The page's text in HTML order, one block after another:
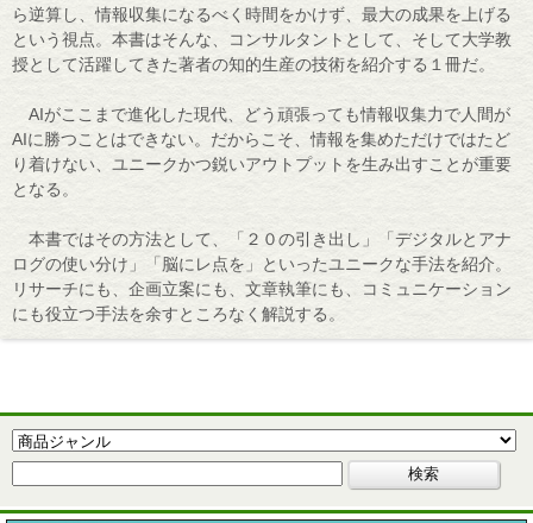
ら逆算し、情報収集になるべく時間をかけず、最大の成果を上げる
という視点。本書はそんな、コンサルタントとして、そして大学教
授として活躍してきた著者の知的生産の技術を紹介する１冊だ。
AIがここまで進化した現代、どう頑張っても情報収集力で人間が
AIに勝つことはできない。だからこそ、情報を集めただけではたど
り着けない、ユニークかつ鋭いアウトプットを生み出すことが重要
となる。
本書ではその方法として、「２０の引き出し」「デジタルとアナ
ログの使い分け」「脳にレ点を」といったユニークな手法を紹介。
リサーチにも、企画立案にも、文章執筆にも、コミュニケーション
にも役立つ手法を余すところなく解説する。